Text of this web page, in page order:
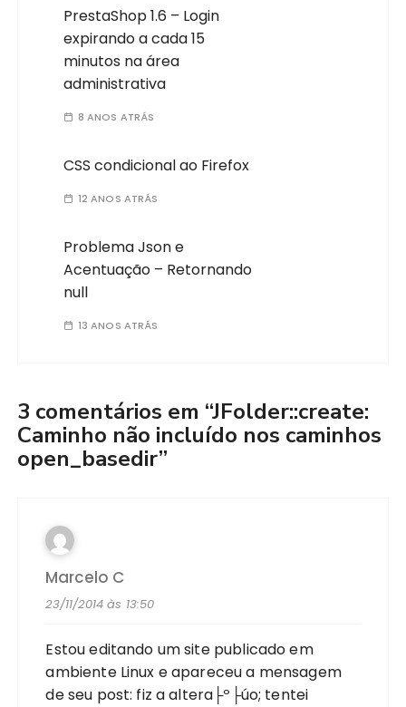
PrestaShop 1.6 – Login
expirando a cada 15
minutos na área
administrativa
8 ANOS ATRÁS
CSS condicional ao Firefox
12 ANOS ATRÁS
Problema Json e
Acentuação – Retornando
null
13 ANOS ATRÁS
3 comentários em “JFolder::create:
Caminho não incluído nos caminhos
open_basedir”
Marcelo C
23/11/2014 às 13:50
Estou editando um site publicado em
ambiente Linux e apareceu a mensagem
de seu post: fiz a altera├º├úo; tentei